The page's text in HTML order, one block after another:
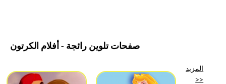
صفحات تلوين رائجة - أفلام الكرتون
المزيد
>>